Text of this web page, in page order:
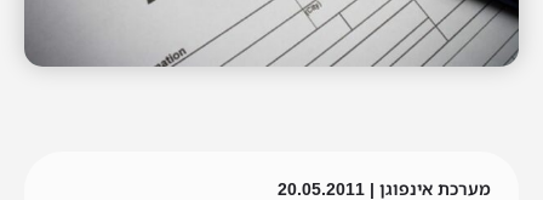
מערכת אינפוגן | 20.05.2011